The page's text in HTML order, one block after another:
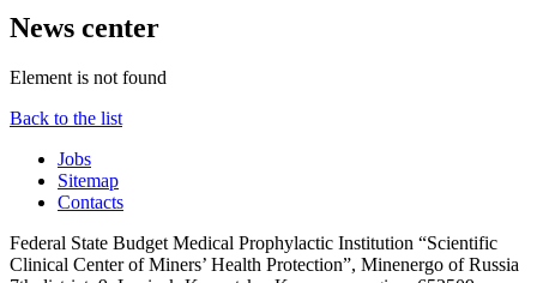
News center
Element is not found
Back to the list
Jobs
Sitemap
Contacts
Federal State Budget Medical Prophylactic Institution “Scientific
Clinical Center of Miners’ Health Protection”, Minenergo of Russia